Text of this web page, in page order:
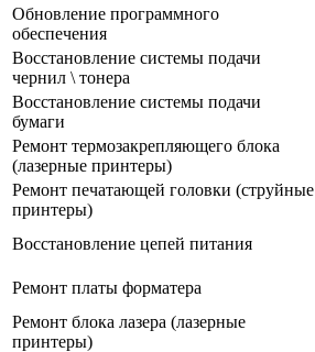
Обновление программного
обеспечения
Восстановление системы подачи
чернил \ тонера
Восстановление системы подачи
бумаги
Ремонт термозакрепляющего блока
(лазерные принтеры)
Ремонт печатающей головки (струйные
принтеры)
Восстановление цепей питания
Ремонт платы форматера
Ремонт блока лазера (лазерные
принтеры)